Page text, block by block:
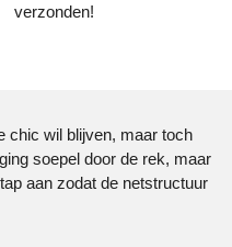
verzonden!
chic wil blijven, maar toch
soepel door de rek, maar
aan zodat de netstructuur